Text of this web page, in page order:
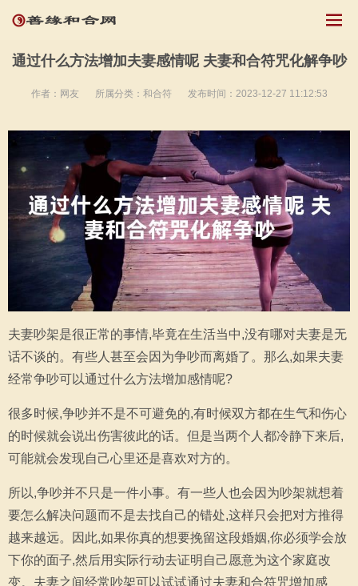
通过什么方法增加夫妻感情呢 夫妻和合符咒化解争吵
作者：网友 所属分类： 和合符 发布时间：2023-12-27 11:12:53
夫妻吵架是很正常的事情,毕竟在生活当中,没有哪对夫妻是无
话不谈的。有些人甚至会因为争吵而离婚了。那么,如果夫妻
经常争吵可以通过什么方法增加感情呢?
很多时候,争吵并不是不可避免的,有时候双方都在生气和伤心
的时候就会说出伤害彼此的话。但是当两个人都冷静下来后,
可能就会发现自己心里还是喜欢对方的。
所以,争吵并不只是一件小事。有一些人也会因为吵架就想着
要怎么解决问题而不是去找自己的错处,这样只会把对方推得
越来越远。因此,如果你真的想要挽留这段婚姻,你必须学会放
下你的面子,然后用实际行动去证明自己愿意为这个家庭改
变。夫妻之间经常吵架可以试试通过夫妻和合符咒增加感